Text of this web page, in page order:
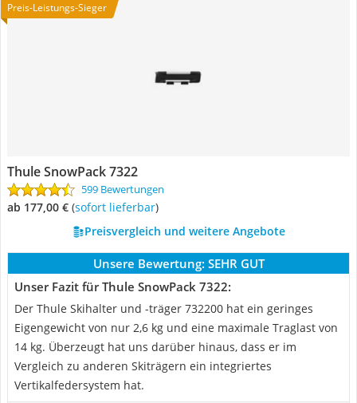
Preis-Leistungs-Sieger
Thule SnowPack 7322
599 Bewertungen
ab 177,00 € ( Sofort lieferbar)
Preisvergleich und weitere Angebote
Unsere Bewertung: SEHR GUT
Unser Fazit für Thule SnowPack 7322:
Der Thule Skihalter und -träger 732200 hat ein geringes
Eigengewicht von nur 2,6 kg und eine maximale Traglast von
14 kg. Überzeugt hat uns darüber hinaus, dass er im
Vergleich zu anderen Skiträgern ein integriertes
Vertikalfedersystem hat.